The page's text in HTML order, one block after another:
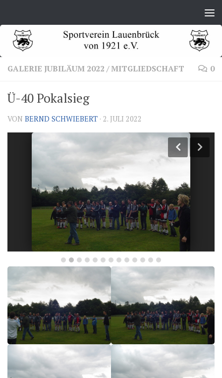
GALERIE JUBILÄUM 2022 /MITGLIEDSCHAFT 0
Ü-40 Pokalsieg
VON BERND SCHWIEBERT · 2. JULI 2022